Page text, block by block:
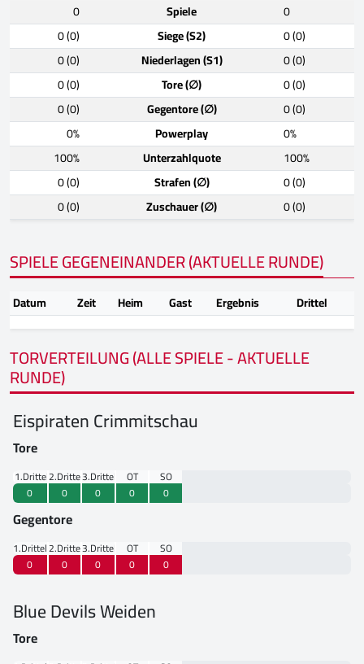
0
Spiele
0
0 (0)
Siege (S2)
0 (0)
0 (0)
Niederlagen (S1)
0 (0)
0 (0)
Tore (∅)
0 (0)
0 (0)
Gegentore (∅)
0 (0)
0%
Powerplay
0%
100%
Unterzahlquote
100%
0 (0)
Strafen (∅)
0 (0)
0 (0)
Zuschauer (∅) 0 (0)
SPIELE GEGENEINANDER (AKTUELLE RUNDE)
Datum Zeit Heim Gast Ergebnis Drittel
TORVERTEILUNG (ALLE SPIELE - AKTUELLE
RUNDE)
Eispiraten Crimmitschau
Tore
1.Drittel2.Drittel3.Drittel OT
SO
0
0 0 0 0
Gegentore
1.Drittel2.Drittel3.Drittel OT
SO
0
0 0 0 0
Blue Devils Weiden
Tore